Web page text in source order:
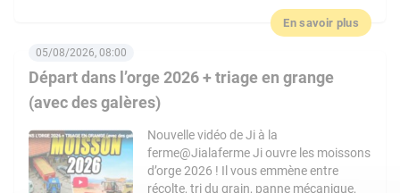
En savoir plus
Départ dans l’orge 2026 + triage en grange
(avec des galères)
05/08/2026, 08:00
Nouvelle vidéo de Ji à la
ferme@Jialaferme Ji ouvre les moissons
d’orge 2026 ! Il vous emmène entre
récolte, tri du grain, panne mécanique,